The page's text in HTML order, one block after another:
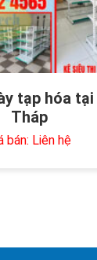
tạp hóa
Tháp
bán: Liên hệ